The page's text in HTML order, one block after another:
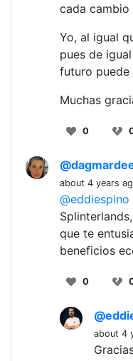
cada cambio
Yo, al igual
pues de
futuro puede
Muchas
0
about 4 years
@eddiespino
que te
beneficios
0
about 4